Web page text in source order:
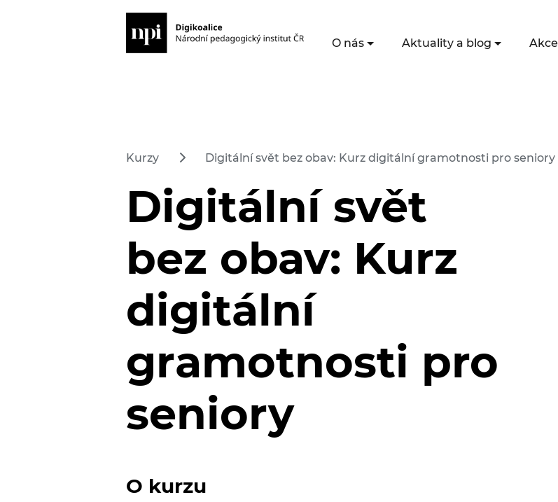
O nás Aktuality a blog Akce
Kurzy Digitální svět bez obav: Kurz digitální gramotnosti pro seniory
Digitální svět
bez obav: Kurz
digitální
gramotnosti pro
seniory
O kurzu